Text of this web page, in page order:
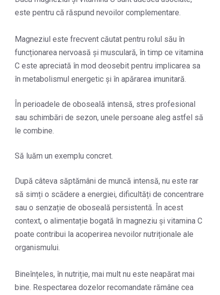
este pentru că răspund nevoilor complementare.
Magneziul este frecvent căutat pentru rolul său în
funcționarea nervoasă și musculară, în timp ce vitamina
C este apreciată în mod deosebit pentru implicarea sa
în metabolismul energetic și în apărarea imunitară.
În perioadele de oboseală intensă, stres profesional
sau schimbări de sezon, unele persoane aleg astfel să
le combine.
Să luăm un exemplu concret.
După câteva săptămâni de muncă intensă, nu este rar
să simți o scădere a energiei, dificultăți de concentrare
sau o senzație de oboseală persistentă. În acest
context, o alimentație bogată în magneziu și vitamina C
poate contribui la acoperirea nevoilor nutriționale ale
organismului.
Bineînțeles, în nutriție, mai mult nu este neapărat mai
bine. Respectarea dozelor recomandate rămâne cea